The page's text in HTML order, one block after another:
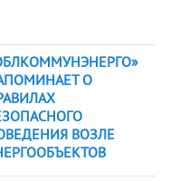
О
ВОЗЛЕ